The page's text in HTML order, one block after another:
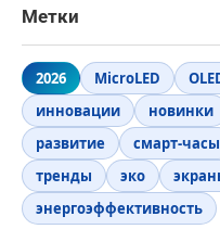
Метки
2026 MicroLED
инновации
новинки
развитие
смарт-часы
тренды
эко
энергоэффективность